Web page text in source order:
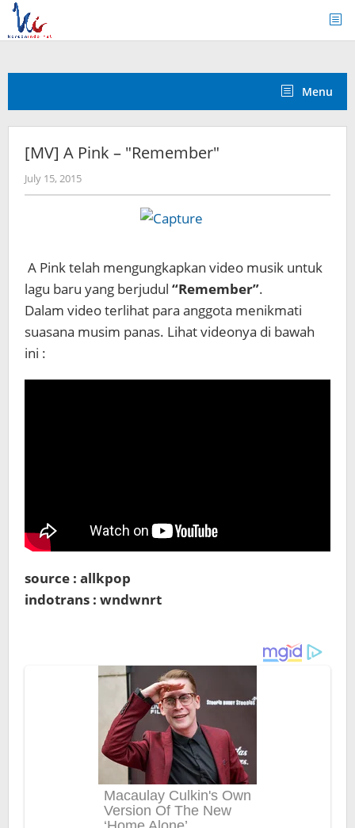
Skip
content
Menu
[MV] A Pink – "Remember"
July 15, 2015by
Koreanindo
A Pink telah mengungkapkan video musik untuk
lagu baru yang berjudul “Remember”.
Dalam video terlihat para anggota menikmati
suasana musim panas. Lihat videonya di bawah
ini :
source : allkpop
indotrans : wndwnrt